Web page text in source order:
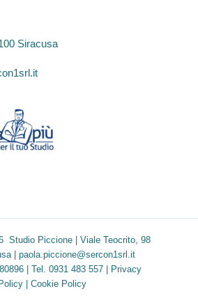
Siracusa
Studio Piccione | Viale Teocrito, 98
| paola.piccione@sercon1srl.it
| Tel. 0931 483 557 | Privacy
| Cookie Policy